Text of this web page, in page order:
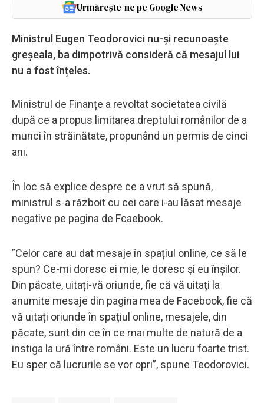
Urmărește-ne pe Google News
Ministrul Eugen Teodorovici nu-și recunoaște
greșeala, ba dimpotrivă consideră că mesajul lui
nu a fost înțeles.
Ministrul de Finanțe a revoltat societatea civilă
după ce a propus limitarea dreptului românilor de a
munci în străinătate, propunând un permis de cinci
ani.
În loc să explice despre ce a vrut să spună,
ministrul s-a războit cu cei care i-au lăsat mesaje
negative pe pagina de Fcaebook.
”Celor care au dat mesaje în spațiul online, ce să le
spun? Ce-mi doresc ei mie, le doresc și eu înșilor.
Din păcate, uitați-vă oriunde, fie că vă uitați la
anumite mesaje din pagina mea de Facebook, fie că
vă uitați oriunde în spațiul online, mesajele, din
păcate, sunt din ce în ce mai multe de natură de a
instiga la ură între români. Este un lucru foarte trist.
Eu sper că lucrurile se vor opri”, spune Teodorovici.